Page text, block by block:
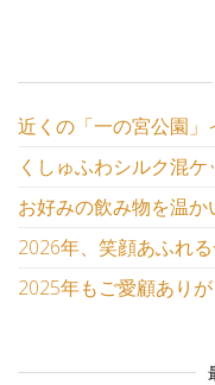
近くの「一の宮公園」
くしゅふわシルク混ケ
お好みの飲み物を温か
2026年、笑顔あふれる
2025年もご愛顧ありが